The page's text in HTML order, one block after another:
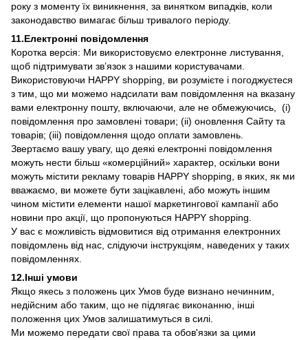
року з моменту їх виникнення, за винятком випадків, коли
законодавство вимагає більш тривалого періоду.
11.Електронні повідомлення
Коротка версія: Ми використовуємо електронне листування,
щоб підтримувати зв’язок з нашими користувачами.
Використовуючи HAPPY shopping, ви розумієте і погоджуєтеся
з тим, що ми можемо надсилати вам повідомлення на вказану
вами електронну пошту, включаючи, але не обмежуючись, (i)
повідомлення про замовлені товари; (іi) оновлення Сайту та
товарів; (ііі) повідомлення щодо оплати замовлень.
Звертаємо вашу увагу, що деякі електронні повідомлення
можуть нести більш «комерційний» характер, оскільки вони
можуть містити рекламу товарів HAPPY shopping, в яких, як ми
вважаємо, ви можете бути зацікавлені, або можуть іншим
чином містити елементи нашої маркетингової кампанії або
новини про акції, що пропонуються HAPPY shopping.
У вас є можливість відмовитися від отримання електронних
повідомлень від нас, слідуючи інструкціям, наведених у таких
повідомленнях.
12.Інші умови
Якщо якесь з положень цих Умов буде визнано нечинним,
недійсним або таким, що не підлягає виконанню, інші
положення цих Умов залишатимуться в силі.
Ми можемо передати свої права та обов'язки за цими